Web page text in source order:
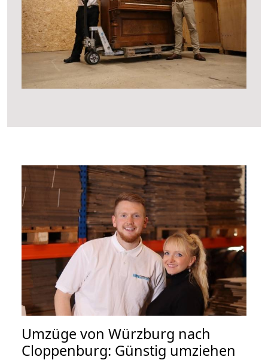
Umzüge von Würzburg nach
Cloppenburg: Günstig umziehen